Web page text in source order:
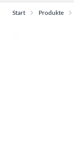
Start Produkte